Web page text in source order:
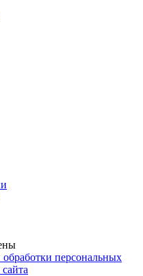
персональных